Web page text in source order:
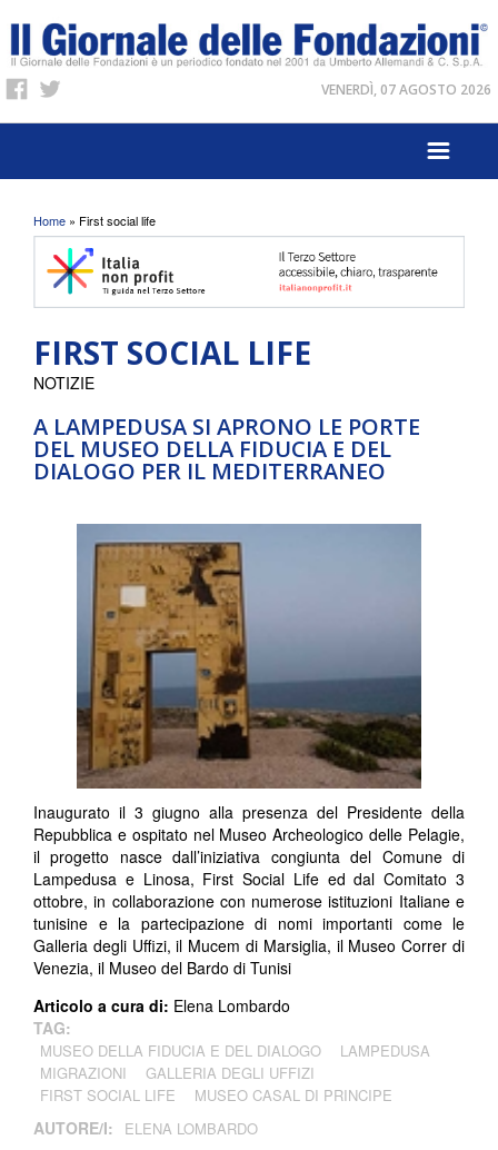
VENERDÌ, 07 AGOSTO 2026
Tu sei qui
Home » First social life
FIRST SOCIAL LIFE
A LAMPEDUSA SI APRONO LE PORTE
DEL MUSEO DELLA FIDUCIA E DEL
DIALOGO PER IL MEDITERRANEO
NOTIZIE
Inaugurato il 3 giugno alla presenza del Presidente della
Repubblica e ospitato nel Museo Archeologico delle Pelagie,
il progetto nasce dall’iniziativa congiunta del Comune di
Lampedusa e Linosa, First Social Life ed dal Comitato 3
ottobre, in collaborazione con numerose istituzioni Italiane e
tunisine e la partecipazione di nomi importanti come le
Galleria degli Uffizi, il Mucem di Marsiglia, il Museo Correr di
Venezia, il Museo del Bardo di Tunisi
Articolo a cura di: Elena Lombardo
TAG:
MUSEO DELLA FIDUCIA E DEL DIALOGO
LAMPEDUSA
MIGRAZIONI
GALLERIA DEGLI UFFIZI
FIRST SOCIAL LIFE
MUSEO CASAL DI PRINCIPE
AUTORE/I: ELENA LOMBARDO